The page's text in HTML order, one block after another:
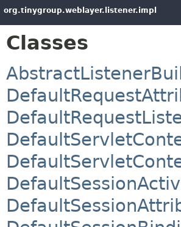
org.tinygroup.weblayer.listener.impl
Classes